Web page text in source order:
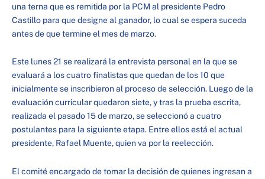
una terna que es remitida por la PCM al presidente Pedro
Castillo para que designe al ganador, lo cual se espera suceda
antes de que termine el mes de marzo.
Este lunes 21 se realizará la entrevista personal en la que se
evaluará a los cuatro finalistas que quedan de los 10 que
inicialmente se inscribieron al proceso de selección. Luego de la
evaluación curricular quedaron siete, y tras la prueba escrita,
realizada el pasado 15 de marzo, se seleccionó a cuatro
postulantes para la siguiente etapa. Entre ellos está el actual
presidente, Rafael Muente, quien va por la reelección.
El comité encargado de tomar la decisión de quienes ingresan a